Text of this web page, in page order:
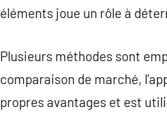
éléments joue un rôle à
Plusieurs méthodes sont
comparaison de marché,
propres avantages et est